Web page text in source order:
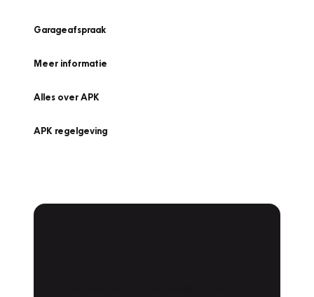
Garageafspraak
Meer informatie
Alles over APK
APK regelgeving